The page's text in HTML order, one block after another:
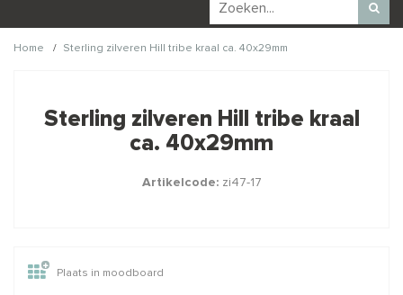
Home / Sterling zilveren Hill tribe kraal ca. 40x29mm
producten ook interessant
Sterling zilveren Hill tribe kraal
ca. 40x29mm
Artikelcode:zi47-17
Plaats in moodboard